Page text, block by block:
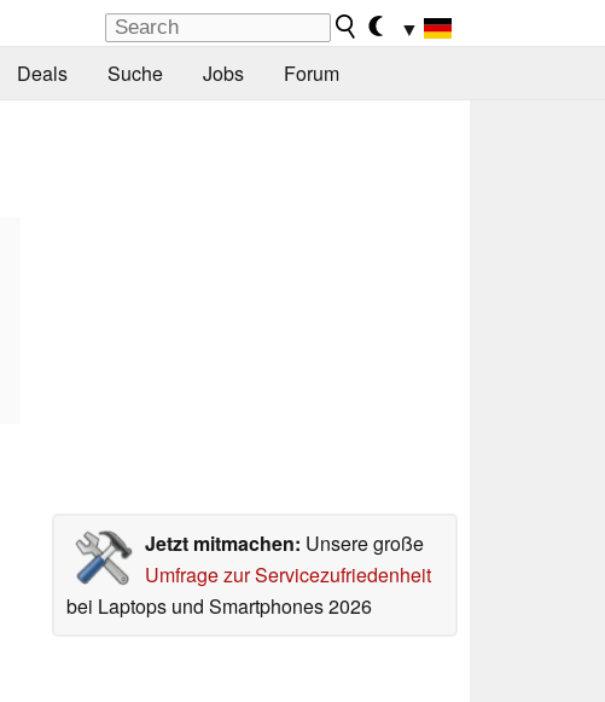
▼
Deals Suche Jobs Forum
Jetzt mitmachen: Unsere große
Umfrage zur Servicezufriedenheit
bei Laptops und Smartphones 2026